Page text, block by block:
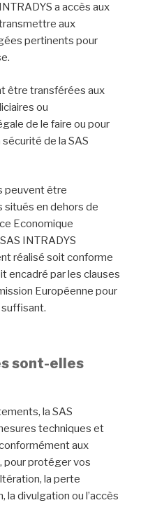
a accès aux
aux
pertinents pour
être transférées aux
ou
de le faire ou pour
de la SAS
peuvent être
en dehors de
Economique
INTRADYS
réalisé soit conforme
encadré par les clauses
Européenne pour
sont-elles
la SAS
techniques et
aux
pour protéger vos
la perte
la divulgation ou l’accès